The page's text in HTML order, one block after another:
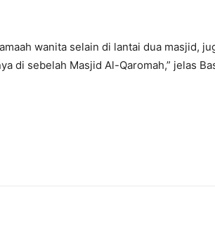
wanita selain di lantai dua masjid,
di sebelah Masjid Al-Qaromah,” jelas